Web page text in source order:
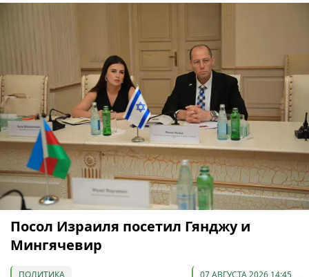
Посол Израиля посетил Гянджу и
Мингячевир
ПОЛИТИКА 07 АВГУСТА 2026 14:45